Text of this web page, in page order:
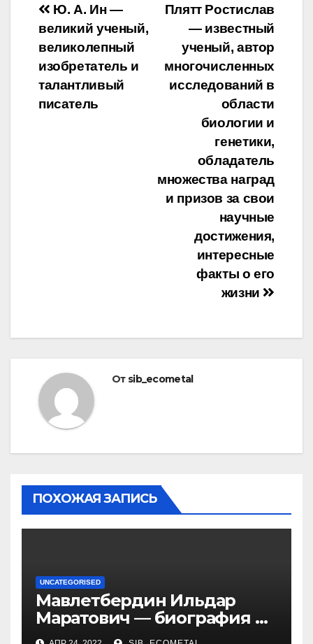
Навигация
по
записям
Плятт Ростислав
— известный
ученый, автор
многочисленных
исследований в
области
биологии и
генетики,
обладатель
множества наград
и призов за свои
научные
достижения,
интересные
факты о его
жизни
Ю. А. Ин —
великий ученый,
великолепный
изобретатель и
талантливый
писатель
От sib_ecometal
ПОХОЖАЯ ЗАПИСЬ
UNCATEGORISED
Мавлетбердин Ильдар
Маратович — биография и
достижения талантливого